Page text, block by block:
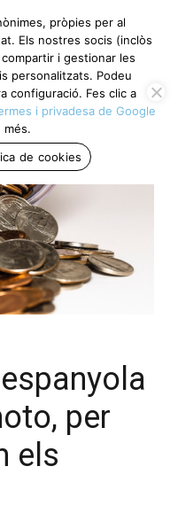
per
els
pròpies per al
Els nostres socis (inclòs
i gestionar les
personalitzats. Podeu
configuració. Fes clic a
i privadesa de Google
més.
de cookies